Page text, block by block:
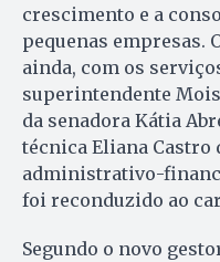
crescimento e a
pequenas empresas.
ainda, com os
superintendente
da senadora Kátia
técnica Eliana Castro
administrativo-
foi reconduzido ao
Segundo o novo